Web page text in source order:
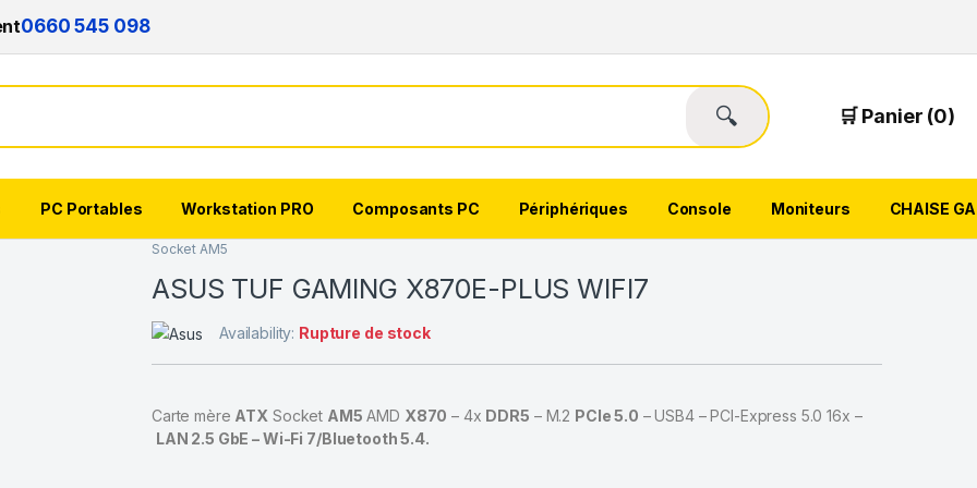
0660 545 098
🔍 🛒 Panier (0)
PC Portables Workstation PRO Composants PC Périphériques Console Moniteurs CHAISE
Socket AM5
ASUS TUF GAMING X870E-PLUS WIFI7
Availability: Rupture de stock
Carte mère ATX Socket AM5 AMD X870 – 4x DDR5 – M.2 PCIe 5.0 – USB4 – PCI-Express 5.0 16x –
LAN 2.5 GbE – Wi-Fi 7/Bluetooth 5.4.